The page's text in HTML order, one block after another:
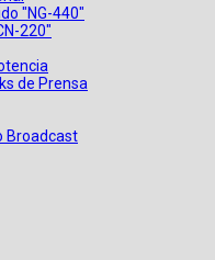
"NG-440"
220"
de Prensa
Broadcast